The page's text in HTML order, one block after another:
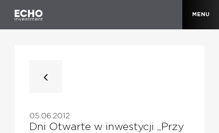
MENU
05.06.2012
Dni Otwarte w inwestycji „Przy